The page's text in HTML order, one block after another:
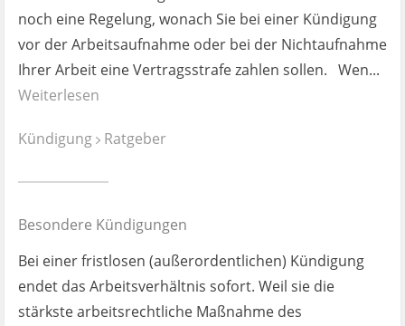
Impressum
Datenschutz
noch eine Regelung, wonach Sie bei einer Kündigung
vor der Arbeitsaufnahme oder bei der Nichtaufnahme
Ihrer Arbeit eine Vertragsstrafe zahlen sollen. Wen...
Weiterlesen
Kündigung Ratgeber
Besondere Kündigungen
Bei einer fristlosen (außerordentlichen) Kündigung
endet das Arbeitsverhältnis sofort. Weil sie die
stärkste arbeitsrechtliche Maßnahme des